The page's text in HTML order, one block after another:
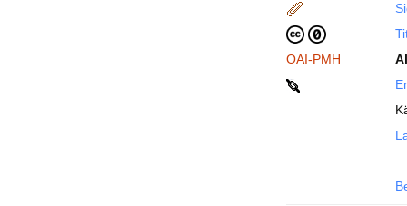
OAI-PMH